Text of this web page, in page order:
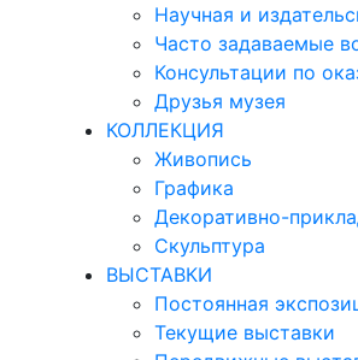
Научная и
Часто задаваемые
Консультации по
Друзья музея
КОЛЛЕКЦИЯ
Живопись
Графика
Декоративно-
Скульптура
ВЫСТАВКИ
Постоянная
Текущие выставки